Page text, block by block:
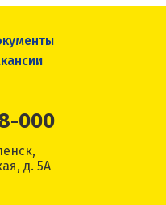
000
д. 5А